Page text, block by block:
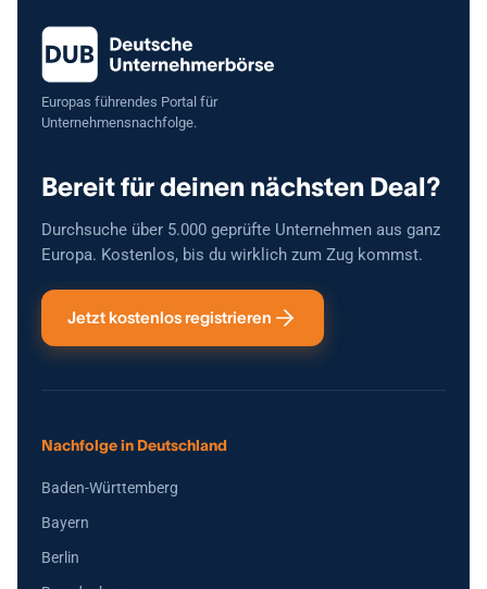
Europas führendes Portal für
Unternehmensnachfolge.
Bereit für deinen nächsten Deal?
Durchsuche über 5.000 geprüfte Unternehmen aus ganz
Europa. Kostenlos, bis du wirklich zum Zug kommst.
Jetzt kostenlos registrieren
Nachfolge in Deutschland
Baden-Württemberg
Bayern
Berlin